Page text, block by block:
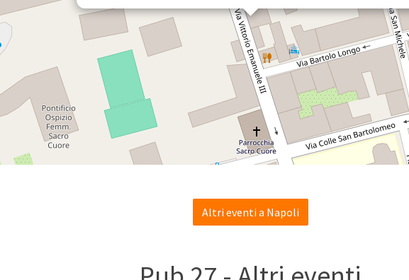
Altri eventi a Napoli
Alla ricerca dei segnali Yin e Yang della